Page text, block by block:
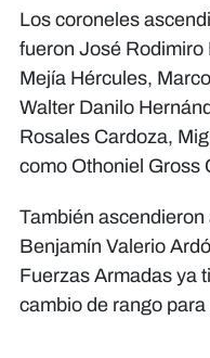
Los coroneles
fueron José Rodimiro
Mejía Hércules,
Walter Danilo
Rosales Cardoza,
como Othoniel Gross
También
Benjamín Valerio
Fuerzas Armadas ya
cambio de rango